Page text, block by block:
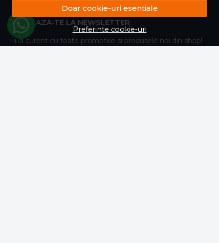
Doar cookie-uri esentiale
Preferinte cookie-uri
ABONEAZA-TE LA NEWSLETTER
Fii la curent cu toate promotiile si produsele noi din shop!